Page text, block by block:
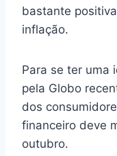
bastante
inflação.
Para se ter uma
pela Globo
dos
financeiro deve
outubro.